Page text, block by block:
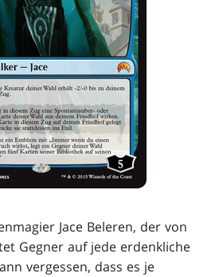
Jace Beleren, der von
Gegner auf jede erdenkliche
vergessen, dass es je